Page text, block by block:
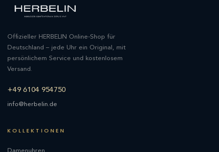
Offizieller HERBELIN Online-Shop für
Deutschland – jede Uhr ein Original, mit
persönlichem Service und kostenlosem
Versand.
+49 6104 954750
info@herbelin.de
KOLLEKTIONEN